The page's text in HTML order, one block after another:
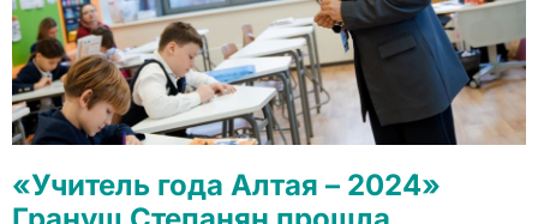
«Учитель года Алтая – 2024»